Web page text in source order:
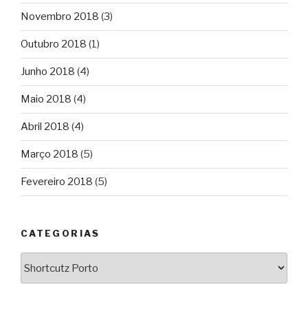
Novembro 2018 (3)
Outubro 2018 (1)
Junho 2018 (4)
Maio 2018 (4)
Abril 2018 (4)
Março 2018 (5)
Fevereiro 2018 (5)
CATEGORIAS